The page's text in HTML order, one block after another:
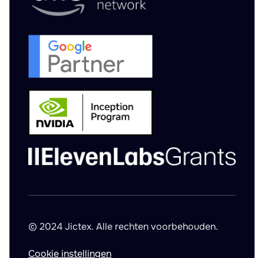
© 2024 Jictex. Alle rechten voorbehouden.
Cookie instellingen